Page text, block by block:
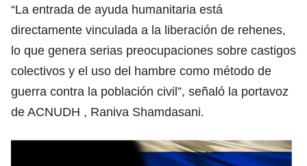
“La entrada de ayuda humanitaria está
directamente vinculada a la liberación de rehenes,
lo que genera serias preocupaciones sobre castigos
colectivos y el uso del hambre como método de
guerra contra la población civil”, señaló la portavoz
de ACNUDH , Raniva Shamdasani.